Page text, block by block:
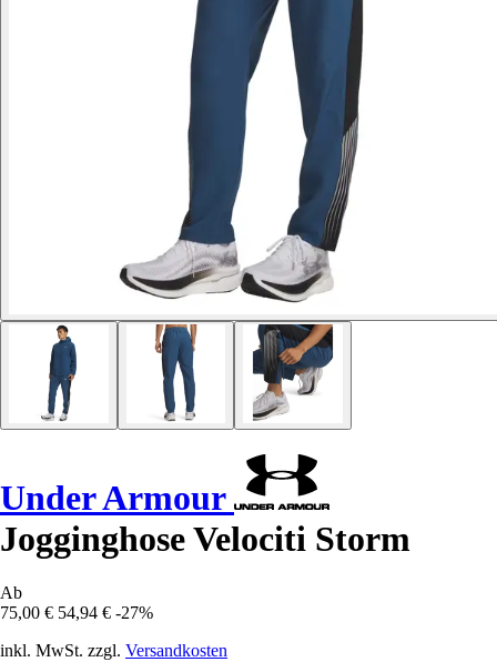
Under Armour
Jogginghose Velociti Storm
Ab
75,00 € 54,94 € -27%
inkl. MwSt. zzgl. Versandkosten